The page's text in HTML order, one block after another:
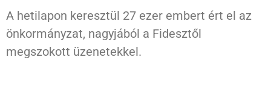
A hetilapon keresztül 27 ezer embert ért el az
önkormányzat, nagyjából a Fidesztől
megszokott üzenetekkel.